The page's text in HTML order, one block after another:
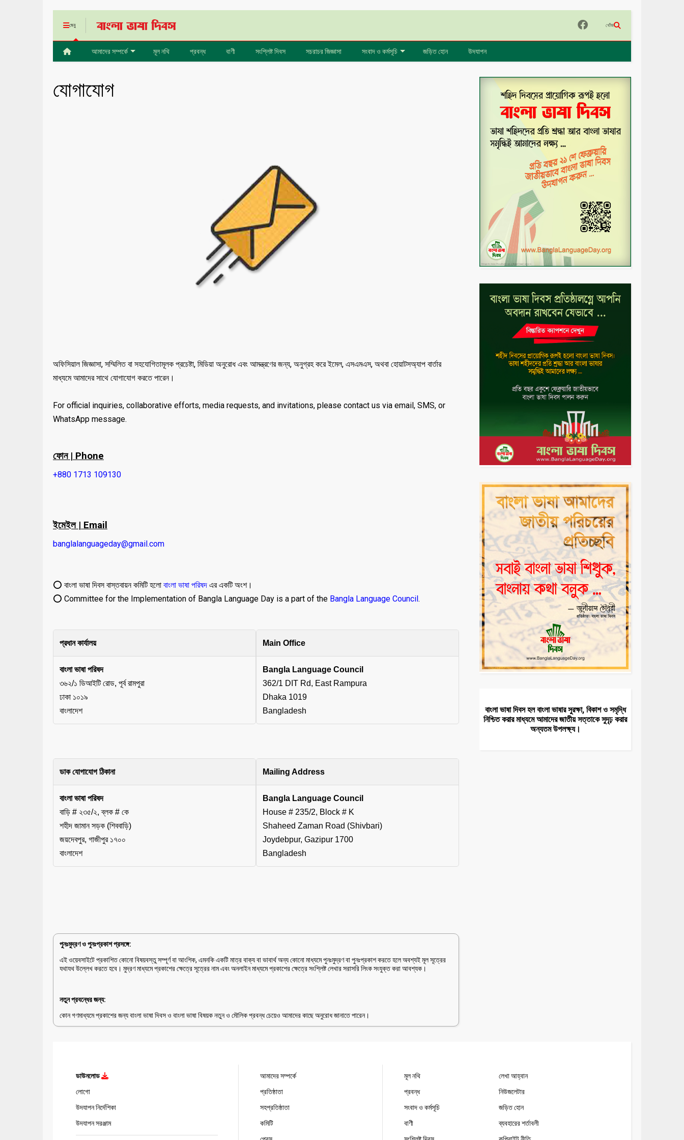
মেনু খোঁজ
আমাদের সম্পর্কে মূল নথি প্রবন্ধ বাণী সংশ্লিষ্ট দিবস সচরাচর জিজ্ঞাসা সংবাদ ও কর্মসূচি জড়িত হোন উদযাপন
যোগাযোগ
অফিসিয়াল জিজ্ঞাসা, সম্মিলিত বা সহযোগিতামূলক প্রচেষ্টা, মিডিয়া অনুরোধ এবং আমন্ত্রণের জন্য, অনুগ্রহ করে ইমেল, এসএমএস, অথবা হোয়াটসঅ্যাপ বার্তার
মাধ্যমে আমাদের সাথে যোগাযোগ করতে পারেন।
For official inquiries, collaborative efforts, media requests, and invitations, please contact us via email, SMS, or
WhatsApp message.
ফোন | Phone
+880 1713 109130
ইমেইল | Email
banglalanguageday@gmail.com
⭕ বাংলা ভাষা দিবস বাস্তবায়ন কমিটি হলো বাংলা ভাষা পরিষদ এর একটি অংশ।
⭕ Committee for the Implementation of Bangla Language Day is a part of the Bangla Language Council.
প্রধান কার্যালয়
বাংলা ভাষা পরিষদ
৩৬২/১ ডিআইটি রোড, পূর্ব রামপুরা
ঢাকা ১০১৯
বাংলাদেশ
Main Office
Bangla Language Council
362/1 DIT Rd, East Rampura
Dhaka 1019
Bangladesh
ডাক যোগাযোগ ঠিকানা
বাংলা ভাষা পরিষদ
বাড়ি # ২৩৫/২, ব্লক # কে
শহীদ জামান সড়ক (শিববাড়ি)
জয়দেবপুর, গাজীপুর ১৭০০
বাংলাদেশ
Mailing Address
Bangla Language Council
House # 235/2, Block # K
Shaheed Zaman Road (Shivbari)
Joydebpur, Gazipur 1700
Bangladesh
পুনঃমুদ্রণ ও পুনঃপ্রকাশ প্রসঙ্গে:
এই ওয়েবসাইটে প্রকাশিত কোনো বিষয়বস্তু সম্পূর্ণ বা আংশিক, এমনকি একটি মাত্র বাক্য বা ভাবার্থ অন্য কোনো মাধ্যমে পুনঃমুদ্রণ বা পুনঃপ্রকাশ করতে হলে অবশ্যই মূল সূত্রের
যথাযথ উল্লেখ করতে হবে। মুদ্রণ মাধ্যমে প্রকাশের ক্ষেত্রে সূত্রের নাম এবং অনলাইন মাধ্যমে প্রকাশের ক্ষেত্রে সংশ্লিষ্ট লেখার সরাসরি লিংক সংযুক্ত করা আবশ্যক।
নতুন প্রবন্ধের জন্য:
কোন গণমাধ্যমে প্রকাশের জন্য বাংলা ভাষা দিবস ও বাংলা ভাষা বিষয়ক নতুন ও মৌলিক প্রবন্ধ চেয়েও আমাদের কাছে অনুরোধ জানাতে পারেন।
বাংলা ভাষা দিবস হল বাংলা ভাষার সুরক্ষা, বিকাশ ও সমৃদ্ধি
নিশ্চিত করার মাধ্যমে আমাদের জাতীয় সত্তাকে সুদৃঢ় করার
অন্যতম উপলক্ষ্য।
ডাউনলোড
লোগো
উদযাপন নির্দেশিকা
উদযাপন সরঞ্জাম
আমাদের সম্পর্কে
প্রতিষ্ঠাতা
সহপ্রতিষ্ঠাতা
কমিটি
মূল নথি
প্রবন্ধ
সংবাদ ও কর্মসূচি
বাণী
লেখা আহ্বান
নিউজলেটার
জড়িত হোন
ব্যবহারের শর্তাবলী